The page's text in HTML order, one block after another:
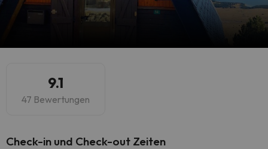
9.1
47 Bewertungen
Check-in und Check-out Zeiten